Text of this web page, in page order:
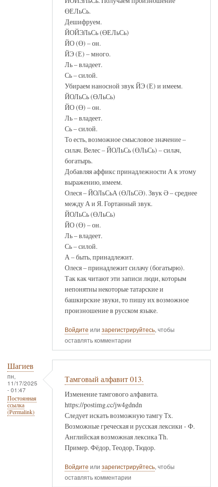
ӨЕЛьСь.
Дешифруем.
ЙОЙЭЛьСь (ӨЕЛьСь)
ЙО (Ө) – он.
ЙЭ (Е) – много.
Ль – владеет.
Сь – силой.
Убираем наносной звук ЙЭ (Е) и имеем.
ЙОЛьСь (ӨЛьСь)
ЙО (Ө) – он.
Ль – владеет.
Сь – силой.
То есть, возможное смысловое значение –
силач. Велес – ЙОЛьСь (ӨЛьСь) – силач,
богатырь.
Добавляя аффикс принадлежности А к этому
выражению, имеем.
Олеся – ЙОЛьСьА (ӨЛьСӘ). Звук Ә – среднее
между А и Я. Гортанный звук.
ЙОЛьСь (ӨЛьСь)
ЙО (Ө) – он.
Ль – владеет.
Сь – силой.
А – быть, принадлежит.
Олеся – принадлежит силачу (богатырю).
Так как читают эти записи люди, которым
непонятны некоторые татарские и
башкирские звуки, то пишу их возможное
произношение в русском языке.
Войдите или зарегистрируйтесь, чтобы
оставлять комментарии
Шагиев
пн,
11/17/2025
- 01:47
Постоянная
ссылка
(Permalink)
Тамговый алфавит 013.
Изменение тамгового алфавита.
https://postimg.cc/jw4gdndn
Следует искать возможную тамгу Тх.
Возможные греческая и русская лексики - Ф.
Английская возможная лексика Th.
Пример. Фёдор, Теодор, Тюдор.
Войдите или зарегистрируйтесь, чтобы
оставлять комментарии